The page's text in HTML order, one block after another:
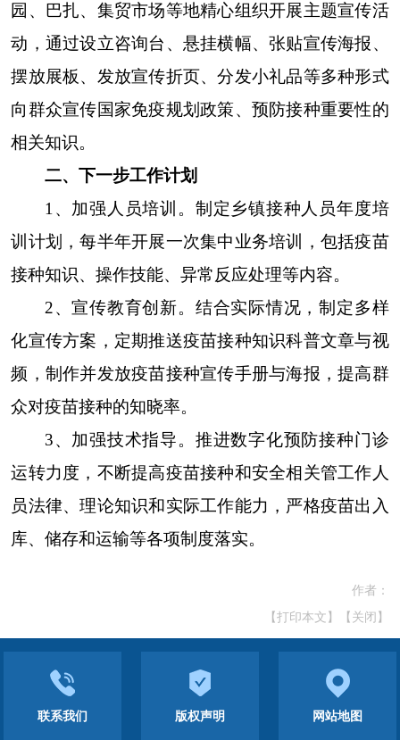
园、巴扎、集贸市场等地精心组织开展主题宣传活
动，通过设立咨询台、悬挂横幅、张贴宣传海报、
摆放展板、发放宣传折页、分发小礼品等多种形式
向群众宣传国家免疫规划政策、预防接种重要性的
相关知识。
二、下一步工作计划
1、加强人员培训。制定乡镇接种人员年度培
训计划，每半年开展一次集中业务培训，包括疫苗
接种知识、操作技能、异常反应处理等内容。
2、宣传教育创新。结合实际情况，制定多样
化宣传方案，定期推送疫苗接种知识科普文章与视
频，制作并发放疫苗接种宣传手册与海报，提高群
众对疫苗接种的知晓率。
3、 加强技术指导。推进数字化预防接种门诊
运转力度，不断提高疫苗接种和安全相关管工作人
员法律、理论知识和实际工作能力，严格疫苗出入
库、储存和运输等各项制度落实。
作者：
【打印本文】
【关闭】
联系我们 版权声明 网站地图